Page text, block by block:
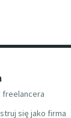
freelancera
się jako firma